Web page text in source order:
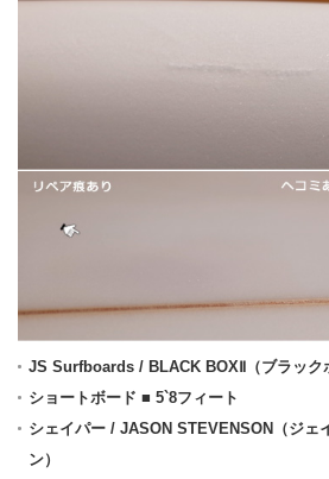
JS Surfboards / BLACK BOXⅡ（ブラック
ショートボード ■ 5`8フィート
シェイパー / JASON STEVENSON（ジェ
ン）